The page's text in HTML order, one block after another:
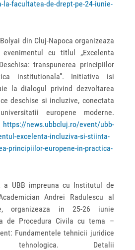
la-facultatea-de-drept-pe-24-iunie-
din Cluj-Napoca organizeaza
cu titlul „Excelenta
transpunerea principiilor
institutionala”. Initiativa isi
la dialogul privind dezvoltarea
deschise si incluzive, conectata
europene moderne.
https://news.ubbcluj.ro/event/ubb-
excelenta-incluziva-si-stiinta-
principiilor-europene-in-practica-
a UBB impreuna cu Institutul de
Andrei Radulescu al
organizeaza in 25-26 iunie
de Procedura Civila cu tema –
Fundamentele tehnicii juridice
Detalii